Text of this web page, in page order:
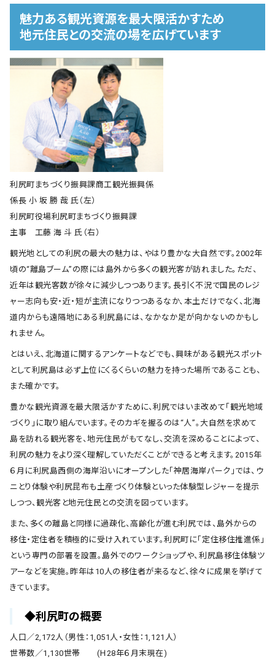
魅力ある観光資源を最大限活かすため
地元住民との交流の場を広げています
利尻町まちづくり振興課商工観光振興係
係長 小 坂 勝 哉 氏（左）
利尻町役場利尻町まちづくり振興課
主事 工藤 海 斗 氏（右）
観光地としての利尻の最大の魅力は、やはり豊かな大自然です。2002年
頃の“離島ブーム”の際には島外から多くの観光客が訪れました。ただ、
近年は観光客数が徐々に減少しつつあります。長引く不況で国民のレジ
ャー志向も安・近・短が主流になりつつあるなか、本土だけでなく、北海
道内からも遠隔地にある利尻島には、なかなか足が向かないのかもし
れません。
とはいえ、北海道に関するアンケートなどでも、興味がある観光スポット
として利尻島は必ず上位にくるくらいの魅力を持った場所であることも、
また確かです。
豊かな観光資源を最大限活かすために、利尻ではいま改めて「観光地域
づくり」に取り組んでいます。そのカギを握るのは“人”。大自然を求めて
島を訪れる観光客を、地元住民がもてなし、交流を深めることによって、
利尻の魅力をより深く理解していただくことができると考えます。2015年
６月に利尻島西側の海岸沿いにオープンした「神居海岸パーク」では、ウ
ニとり体験や利尻昆布も土産づくり体験といった体験型レジャーを提示
しつつ、観光客と地元住民との交流を図っています。
また、多くの離島と同様に過疎化、高齢化が進む利尻では、島外からの
移住・定住者を積極的に受け入れています。利尻町に「定住移住推進係」
という専門の部署を設置。島外でのワークショップや、利尻島移住体験ツ
アーなどを実施。昨年は10人の移住者が来るなど、徐々に成果を挙げて
きています。
◆利尻町の概要
人口／2,172人（男性：1,051人・女性：1,121人）
世帯数／1,130世帯 (Ｈ28年６月末現在)